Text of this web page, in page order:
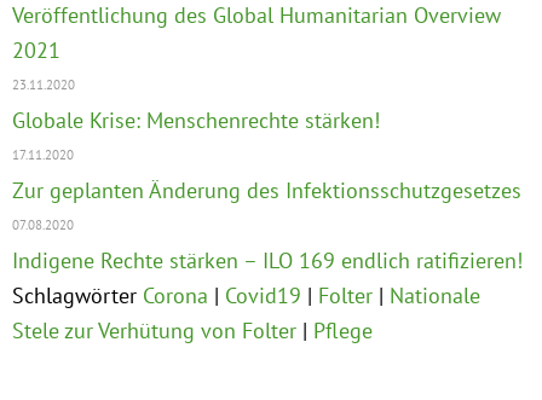
Veröffentlichung des Global Humanitarian Overview
2021
23.11.2020
Globale Krise: Menschenrechte stärken!
17.11.2020
Zur geplanten Änderung des Infektionsschutzgesetzes
07.08.2020
Indigene Rechte stärken – ILO 169 endlich ratifizieren!
Schlagwörter Corona Covid19 Folter
Nationale
Stele zur Verhütung von Folter
Pflege